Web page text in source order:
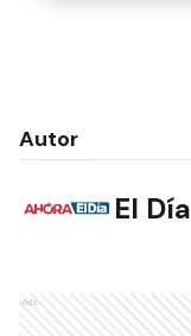
Autor
El
Ads